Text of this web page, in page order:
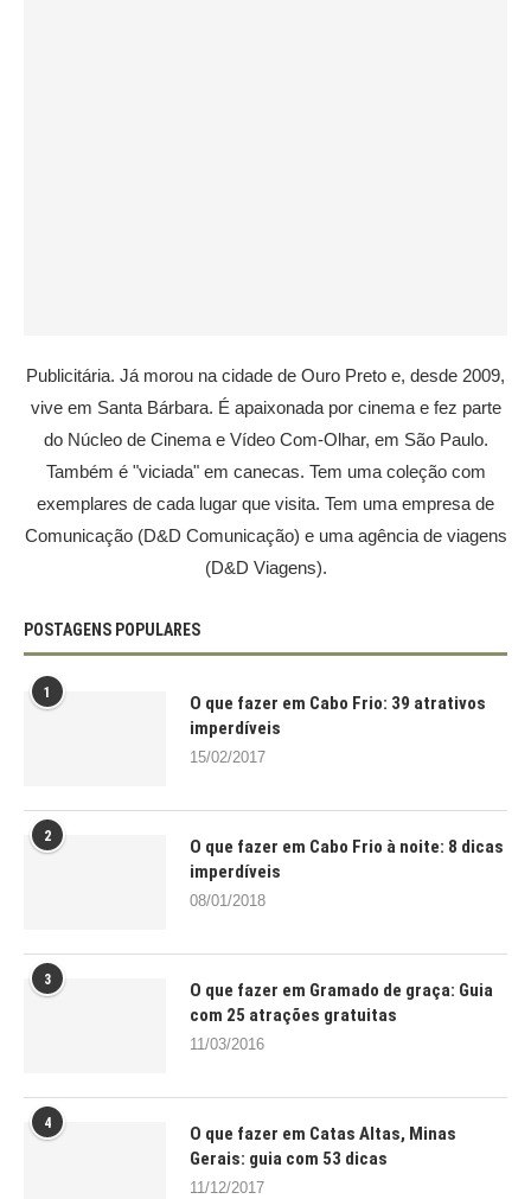
Publicitária. Já morou na cidade de Ouro Preto e, desde 2009,
vive em Santa Bárbara. É apaixonada por cinema e fez parte
do Núcleo de Cinema e Vídeo Com-Olhar, em São Paulo.
Também é "viciada" em canecas. Tem uma coleção com
exemplares de cada lugar que visita. Tem uma empresa de
Comunicação (D&D Comunicação) e uma agência de viagens
(D&D Viagens).
POSTAGENS POPULARES
1
O que fazer em Cabo Frio: 39 atrativos
imperdíveis
15/02/2017
2
O que fazer em Cabo Frio à noite: 8 dicas
imperdíveis
08/01/2018
3
O que fazer em Gramado de graça: Guia
com 25 atrações gratuitas
11/03/2016
4
O que fazer em Catas Altas, Minas
Gerais: guia com 53 dicas
11/12/2017